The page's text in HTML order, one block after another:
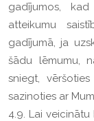
gadījumos,
atteikumu
gadījumā, ja
šādu lēmumu,
sniegt,
sazinoties ar
4.9. Lai